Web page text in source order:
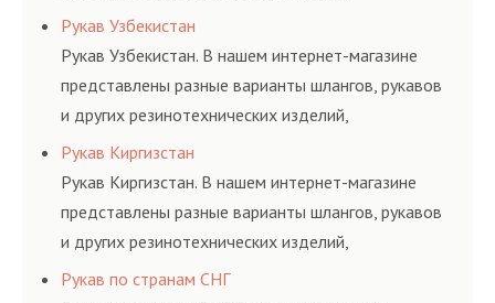
соответствующих ГОСТам, техническим условиям
и нормативам.
Рукав Узбекистан
Рукав Узбекистан. В нашем интернет-магазине
представлены разные варианты шлангов, рукавов
и других резинотехнических изделий,
соответствующих ГОСТам, техническим условиям
и нормативам.
Рукав Киргизстан
Рукав Киргизстан. В нашем интернет-магазине
представлены разные варианты шлангов, рукавов
и других резинотехнических изделий,
соответствующих ГОСТам, техническим условиям
Рукав по странам СНГ